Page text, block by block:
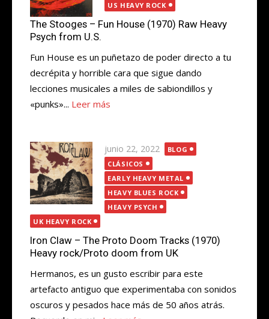
US HEAVY ROCK
The Stooges – Fun House (1970) Raw Heavy
Psych from U.S.
Fun House es un puñetazo de poder directo a tu
decrépita y horrible cara que sigue dando
lecciones musicales a miles de sabiondillos y
«punks»... Leer más
Publicada
el
junio 22, 2022
BLOG
CLÁSICOS
EARLY HEAVY METAL
HEAVY BLUES ROCK
HEAVY PSYCH
UK HEAVY ROCK
Iron Claw – The Proto Doom Tracks (1970)
Heavy rock/Proto doom from UK
Hermanos, es un gusto escribir para este
artefacto antiguo que experimentaba con sonidos
oscuros y pesados hace más de 50 años atrás.